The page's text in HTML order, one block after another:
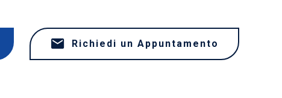
Richiedi un Appuntamento